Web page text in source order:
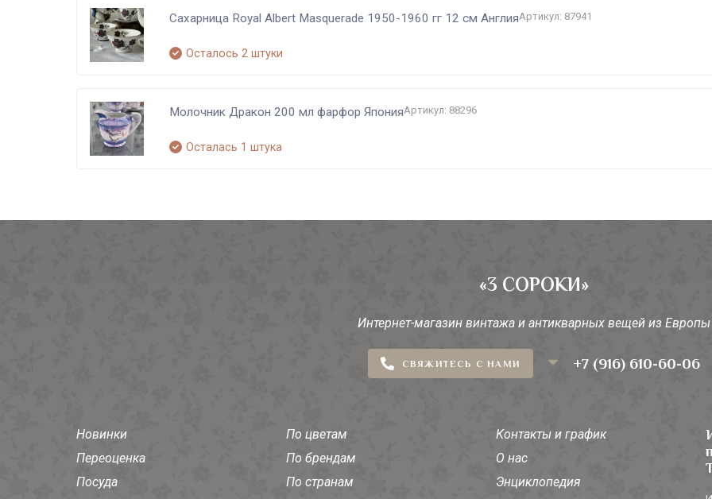
Сахарница Royal Albert Masquerade 1950-1960 гг 12 см АнглияАртикул: 87941
Осталось 2 штуки
Молочник Дракон 200 мл фарфор ЯпонияАртикул: 88296
Осталась 1 штука
«3 СОРОКИ»
Интернет-магазин винтажа и антикварных вещей из Европы
СВЯЖИТЕСЬ С НАМИ +7 (916) 610-60-06
Новинки
Переоценка
Посуда
По цветам
По брендам
По странам
Контакты и график
О нас
Энциклопедия